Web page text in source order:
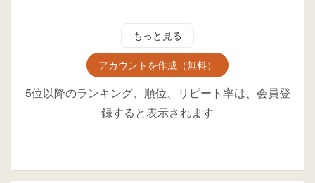
もっと見る
アカウントを作成（無料）
5位以降のランキング、順位、リピート率は、会員登
録すると表示されます